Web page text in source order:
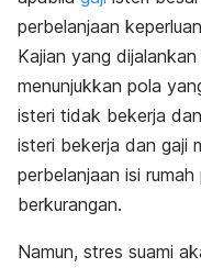
perbelanjaan
Kajian yang
menunjukkan pola
isteri tidak bekerja
isteri bekerja dan gaji
perbelanjaan isi
berkurangan.
Namun, stres suami